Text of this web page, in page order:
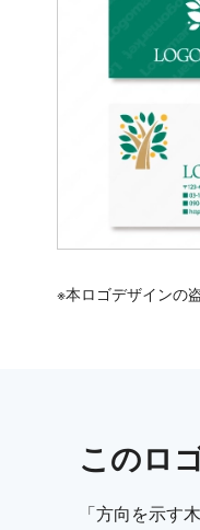
※本ロゴデザインの
このロ
「方向を示す木